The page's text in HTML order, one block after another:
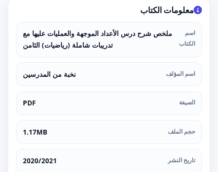
معلومات الكتاب
اسم
الكتاب
ملخص شرح درس الأعداد الموجهة والعمليات عليها مع
تدريبات شاملة (رياضيات) الثامن
اسم المؤلف نخبة من المدرسين
الصيغة PDF
حجم الملف 1.17MB
تاريخ النشر 2020/2021